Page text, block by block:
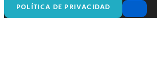
POLÍTICA DE PRIVACIDAD